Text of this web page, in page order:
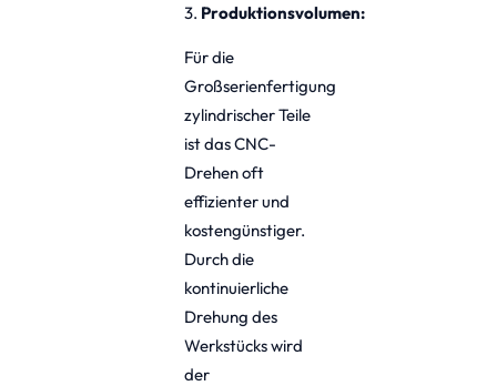
3. Produktionsvolumen:
Für die
Großserienfertigung
zylindrischer Teile
ist das CNC-
Drehen oft
effizienter und
kostengünstiger.
Durch die
kontinuierliche
Drehung des
Werkstücks wird
der